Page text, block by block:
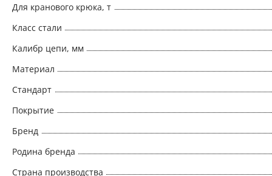
Для кранового крюка, т
Класс стали
Калибр цепи, мм
Материал
Стандарт
Покрытие
Бренд
Родина бренда
Страна производства